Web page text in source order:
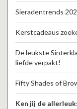
Sieradentrends
Kerstcadeaus
De leukste
liefde verpakt!
Fifty Shades of
Ken jij de